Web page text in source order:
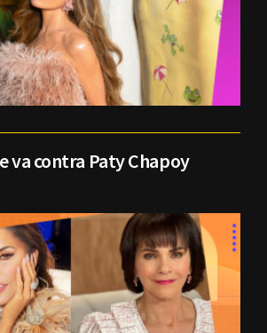
va contra Paty Chapoy